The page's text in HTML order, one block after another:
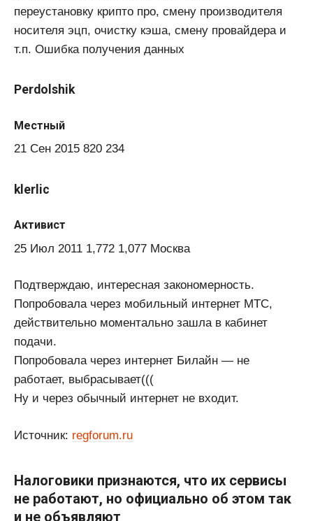
переустановку крипто про, смену производителя
носителя эцп, очистку кэша, смену провайдера и
т.п. Ошибка получения данных
Perdolshik
Местный
21 Сен 2015 820 234
klerlic
Активист
25 Июл 2011 1,772 1,077 Москва
Подтверждаю, интересная закономерность.
Попробовала через мобильный интернет МТС,
действительно моментально зашла в кабинет
подачи.
Попробовала через интернет Билайн — не
работает, выбрасывает(((
Ну и через обычный интернет не входит.
Источник: regforum.ru
Налоговики признаются, что их сервисы
не работают, но официально об этом так
и не объявляют